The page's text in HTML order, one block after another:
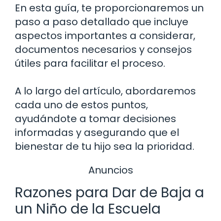
En esta guía, te proporcionaremos un
paso a paso detallado que incluye
aspectos importantes a considerar,
documentos necesarios y consejos
útiles para facilitar el proceso.
A lo largo del artículo, abordaremos
cada uno de estos puntos,
ayudándote a tomar decisiones
informadas y asegurando que el
bienestar de tu hijo sea la prioridad.
Anuncios
Razones para Dar de Baja a
un Niño de la Escuela